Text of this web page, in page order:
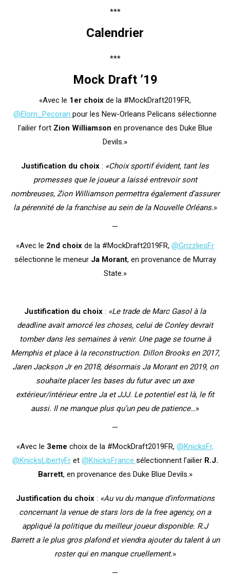
***
Calendrier
***
Mock Draft ’19
«Avec le 1er choix de la #MockDraft2019FR,
@Elorn_Pecorari pour les New-Orleans Pelicans sélectionne
l’ailier fort Zion Williamson en provenance des Duke Blue
Devils.»
Justification du choix : «Choix sportif évident, tant les
promesses que le joueur a laissé entrevoir sont
nombreuses, Zion Williamson permettra également d’assurer
la pérennité de la franchise au sein de la Nouvelle Orléans.»
—
«Avec le 2nd choix de la #MockDraft2019FR, @GrizzliesFr
sélectionne le meneur Ja Morant, en provenance de Murray
State.»
Justification du choix : «Le trade de Marc Gasol à la
deadline avait amorcé les choses, celui de Conley devrait
tomber dans les semaines à venir. Une page se tourne à
Memphis et place à la reconstruction. Dillon Brooks en 2017,
Jaren Jackson Jr en 2018, désormais Ja Morant en 2019, on
souhaite placer les bases du futur avec un axe
extérieur/intérieur entre Ja et JJJ. Le potentiel est là, le fit
aussi. Il ne manque plus qu’un peu de patience…»
—
«Avec le 3eme choix de la #MockDraft2019FR, @KnicksFr,
@KnicksLibertyFret @KnicksFrance sélectionnent l’ailier R.J.
Barrett, en provenance des Duke Blue Devils.»
Justification du choix: «Au vu du manque d’informations
concernant la venue de stars lors de la free agency, on a
appliqué la politique du meilleur joueur disponible. R.J
Barrett a le plus gros plafond et viendra ajouter du talent à un
roster qui en manque cruellement.»
—